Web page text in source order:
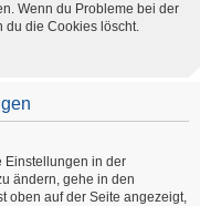
Wenn du Probleme bei der
du die Cookies löscht.
Einstellungen in der
ändern, gehe in den
oben auf der Seite angezeigt,